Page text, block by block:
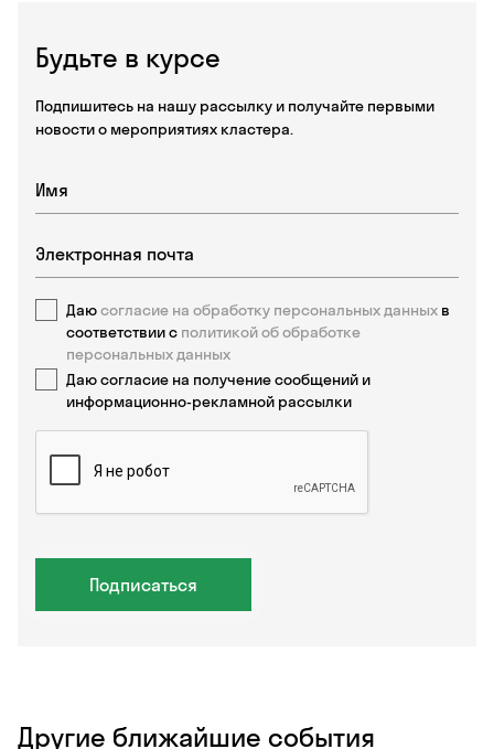
Будьте в курсе
Подпишитесь на нашу рассылку и получайте первыми
новости о мероприятиях кластера.
Даюсогласие на обработку персональных данных в
соответствии с политикой об обработке
персональных данных
Даю согласие на получение сообщений и
информационно-рекламной рассылки
Подписаться
Другие ближайшие события